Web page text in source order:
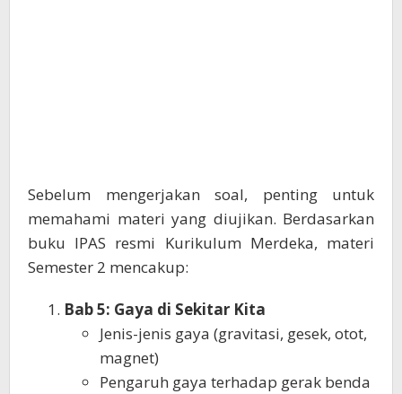
Sebelum mengerjakan soal, penting untuk
memahami materi yang diujikan. Berdasarkan
buku IPAS resmi Kurikulum Merdeka, materi
Semester 2 mencakup:
Bab 5: Gaya di Sekitar Kita
Jenis-jenis gaya (gravitasi, gesek, otot,
magnet)
Pengaruh gaya terhadap gerak benda